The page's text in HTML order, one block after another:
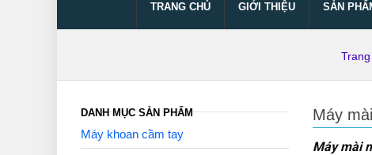
TRANG CHỦ GIỚI THIỆU SẢN
Máy
Máy mài
DANH MỤC SẢN PHẨM
Máy khoan cầm tay